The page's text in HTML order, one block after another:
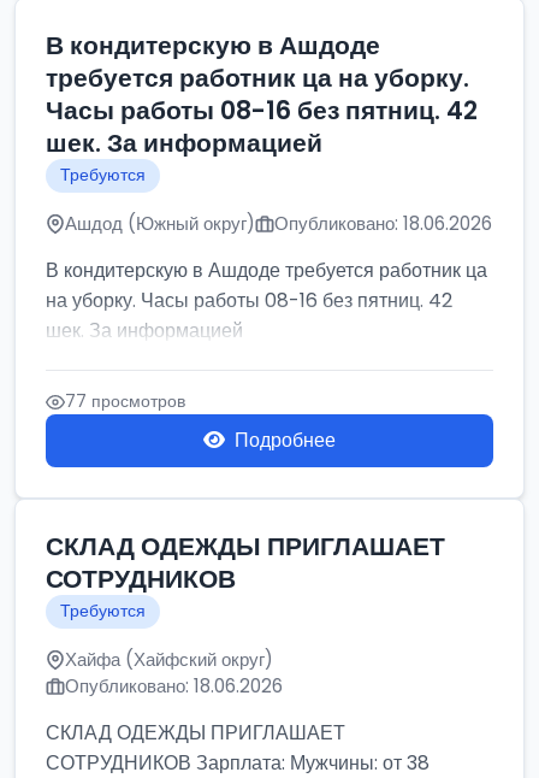
В кондитерскую в Ашдоде
требуется работник ца на уборку.
Часы работы 08-16 без пятниц. 42
шек. За информацией
Требуются
Ашдод (Южный округ) Опубликовано: 18.06.2026
В кондитерскую в Ашдоде требуется работник ца
на уборку. Часы работы 08-16 без пятниц. 42
шек. За информацией
77 просмотров
Подробнее
СКЛАД ОДЕЖДЫ ПРИГЛАШАЕТ
СОТРУДНИКОВ
Требуются
Хайфа (Хайфский округ)
Опубликовано: 18.06.2026
СКЛАД ОДЕЖДЫ ПРИГЛАШАЕТ
СОТРУДНИКОВ Зарплата: Мужчины: от 38